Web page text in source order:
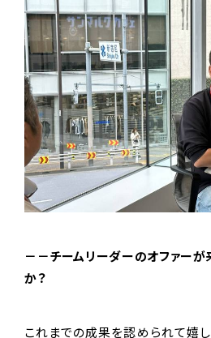
－－チームリーダーのオファーが
か？
これまでの成果を認められて嬉